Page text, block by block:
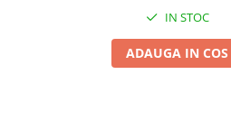
IN STOC
ADAUGA IN COS